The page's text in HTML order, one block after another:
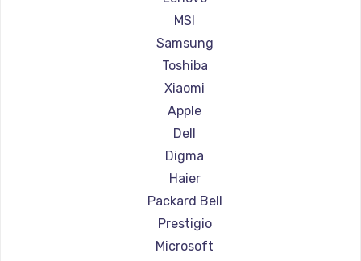
Ремонт ноутбуков Philips
Ремонт ноутбуков LG
Ремонт ноутбуков Panasonic
Ремонт ноутбуков Irbis
Ремонт ноутбуков Thunderobot
Ремонт ноутбуков Hasee
Ремонт ноутбуков ZTE
Ремонт ноутбуков Hiper
Ремонт ноутбуков Evga
Ремонт ноутбуков Google
Ремонт ноутбуков Echips
MSI
Samsung
Toshiba
Xiaomi
Apple
Dell
Digma
Haier
Packard Bell
Prestigio
Microsoft